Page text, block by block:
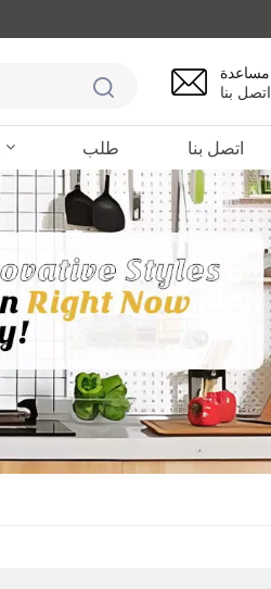
اتصل بنا
طلب اتصل بنا